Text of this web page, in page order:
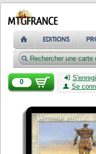
0
Se